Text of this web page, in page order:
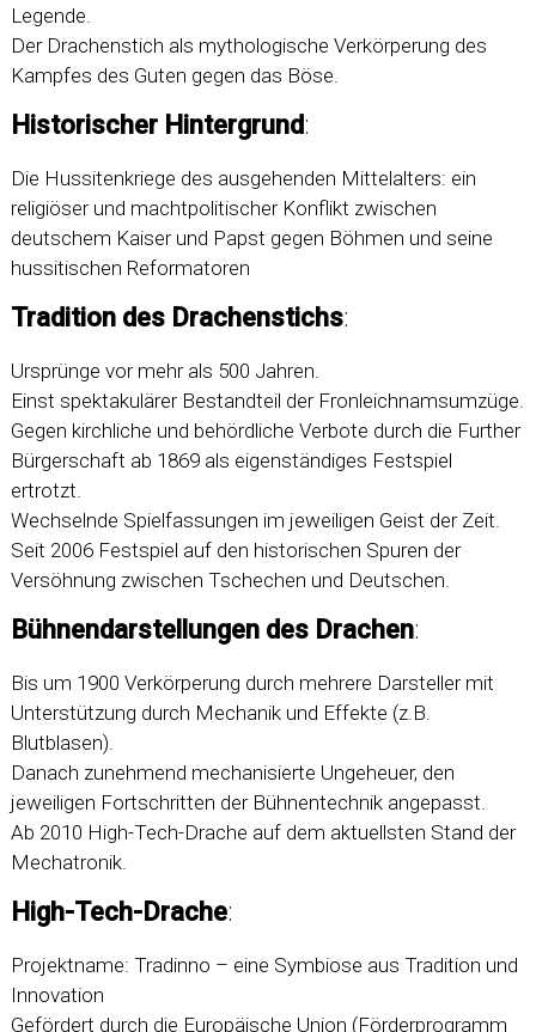
Legende.
Der Drachenstich als mythologische Verkörperung des
Kampfes des Guten gegen das Böse.
Historischer Hintergrund:
Die Hussitenkriege des ausgehenden Mittelalters: ein
religiöser und machtpolitischer Konflikt zwischen
deutschem Kaiser und Papst gegen Böhmen und seine
hussitischen Reformatoren
Tradition des Drachenstichs:
Ursprünge vor mehr als 500 Jahren.
Einst spektakulärer Bestandteil der Fronleichnamsumzüge.
Gegen kirchliche und behördliche Verbote durch die Further
Bürgerschaft ab 1869 als eigenständiges Festspiel
ertrotzt.
Wechselnde Spielfassungen im jeweiligen Geist der Zeit.
Seit 2006 Festspiel auf den historischen Spuren der
Versöhnung zwischen Tschechen und Deutschen.
Bühnendarstellungen des Drachen:
Bis um 1900 Verkörperung durch mehrere Darsteller mit
Unterstützung durch Mechanik und Effekte (z.B.
Blutblasen).
Danach zunehmend mechanisierte Ungeheuer, den
jeweiligen Fortschritten der Bühnentechnik angepasst.
Ab 2010 High-Tech-Drache auf dem aktuellsten Stand der
Mechatronik.
High-Tech-Drache:
Projektname: Tradinno – eine Symbiose aus Tradition und
Innovation
Gefördert durch die Europäische Union (Förderprogramm